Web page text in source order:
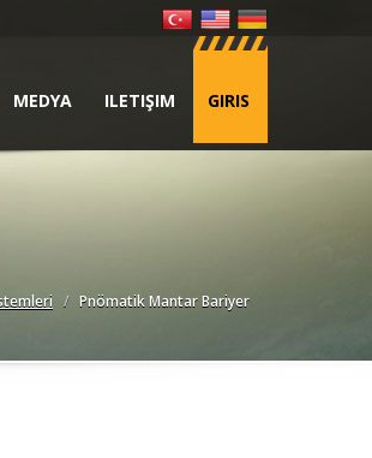
MEDYA ILETIŞIM GIRIS
Pnömatik Mantar Bariyer